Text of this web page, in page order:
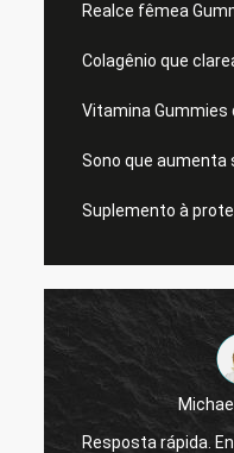
Realce fêmea
Colagênio que
Vitamina Gummies
Sono que aumenta
Suplemento à
Resposta rápida.